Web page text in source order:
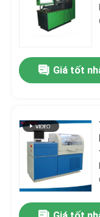
Nhà
Các sản phẩm
Về chúng tôi
Giá tốt